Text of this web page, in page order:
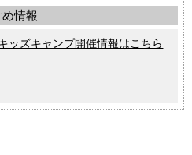
情報
ッズキャンプ開催情報はこちら